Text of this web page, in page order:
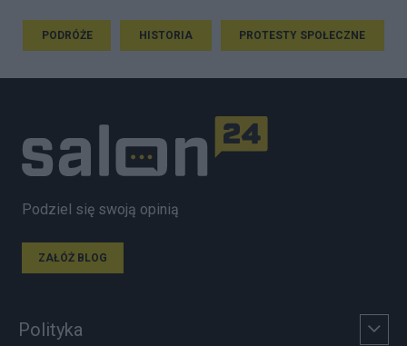
PODRÓŻE HISTORIA PROTESTY SPOŁECZNE
Podziel się swoją opinią
ZAŁÓŻ BLOG
Polityka